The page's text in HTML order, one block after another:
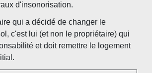
d'insonorisation.
qui a décidé de changer le
c'est lui (et non le propriétaire) qui
et doit remettre le logement